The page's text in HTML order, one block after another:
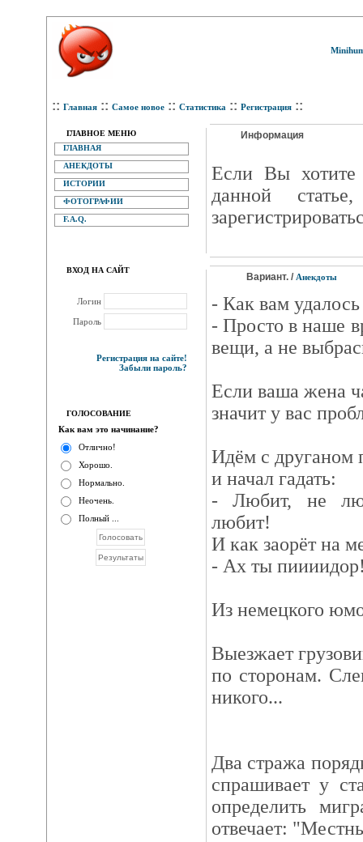
:: Главная :: Самое новое :: Статистика :: Регистрация ::
ГЛАВНОЕ МЕНЮ
ГЛАВНАЯ
АНЕКДОТЫ
ИСТОРИИ
ФОТОГРАФИИ
F.A.Q.
ВХОД НА САЙТ
Логин
Пароль
Регистрация на сайте!
Забыли пароль?
ГОЛОСОВАНИЕ
Как вам это начинание?
Отлично!
Хорошо.
Нормально.
Неочень.
Полный ...
Информация
Eсли Вы хотите
данной
Вариант. / Анекдоты
- Как вам
- Просто в наше
вещи, а не
Если ваша жена
значит у вас
Идём с друганом
и начал гадать:
- Любит, не
любит!
И как заорёт на
- Ах ты
Из немецкого
Выезжает
по сторонам.
никого...
Два стража
спрашивает у
определить
отвечает: